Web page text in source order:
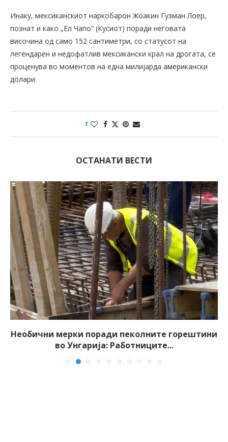
Инаку, мексиканскиот наркобарон Жоакин Гузман Лоер,
познат и како „Ел Чапо“ (Кусиот) поради неговата
височина од само 152 сантиметри, со статусот на
легендарен и недофатлив мексикански крал на дрогата, се
проценува во моментов на една милијарда американски
долари.
1
ОСТАНАТИ ВЕСТИ
Необични мерки поради пеколните горештини
во Унгарија: Работниците...